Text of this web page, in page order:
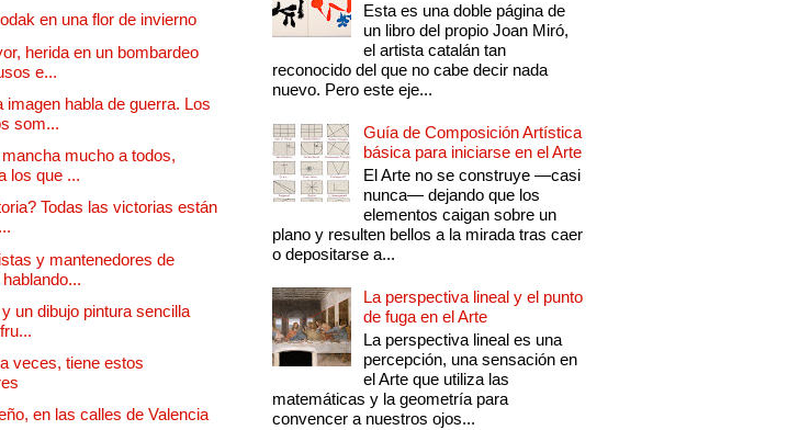
en una flor de invierno
herida en un bombardeo
e...
imagen habla de guerra. Los
som...
mucho a todos,
los que ...
Todas las victorias están
y mantenedores de
un dibujo pintura sencilla
veces, tiene estos
en las calles de Valencia
Esta es una doble página de
un libro del propio Joan Miró,
el artista catalán tan
reconocido del que no cabe decir nada
nuevo. Pero este eje...
Guía de Composición Artística
básica para iniciarse en el Arte
El Arte no se construye —casi
nunca— dejando que los
elementos caigan sobre un
plano y resulten bellos a la mirada tras caer
o depositarse a...
La perspectiva lineal y el punto
de fuga en el Arte
La perspectiva lineal es una
percepción, una sensación en
el Arte que utiliza las
matemáticas y la geometría para
convencer a nuestros ojos...